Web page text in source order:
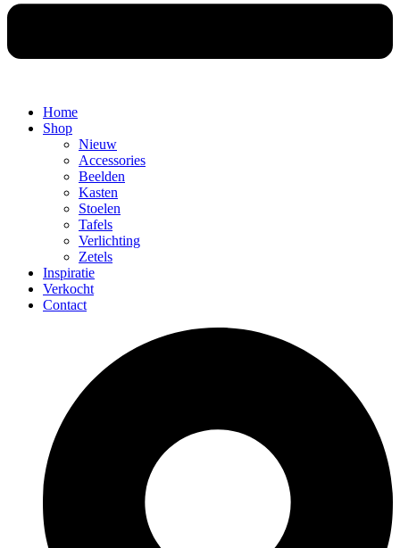
Home
Shop
Nieuw
Accessories
Beelden
Kasten
Stoelen
Tafels
Verlichting
Zetels
Inspiratie
Verkocht
Contact